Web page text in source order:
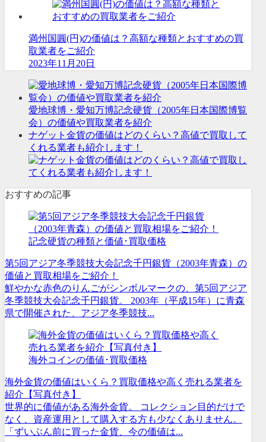
満州国圓(円)の価値は？高額な種類とおすすめの買
取業者をご紹介
2023年11月20日
愛地球博・愛知万博記念硬貨（2005年日本国際博覧
会）の価値や買取業者を紹介
ナゲット金貨の価値はどのくらい？高値で買取して
くれる業者も紹介します！
おすすめの記事
記念硬貨の種類と価値･買取価格
第5回アジア冬季競技大会記念千円銀貨（2003年青森）の
価値と買取相場をご紹介！
鮮やかな赤色のりんごがシンボルマークの、第5回アジア
冬季競技大会記念千円銀貨。 2003年（平成15年）に青森
県で開催された、アジア冬季競技...
海外コインの価値･買取価格
海外金貨の価値はいくら？買取価格や高く売れる業者を
紹介【写真付き】
世界的に価値がある海外金貨。 コレクション目的だけで
なく、資産運用として購入する方も少なくありません。
「ずいぶん前に買った金貨、今の価値は...